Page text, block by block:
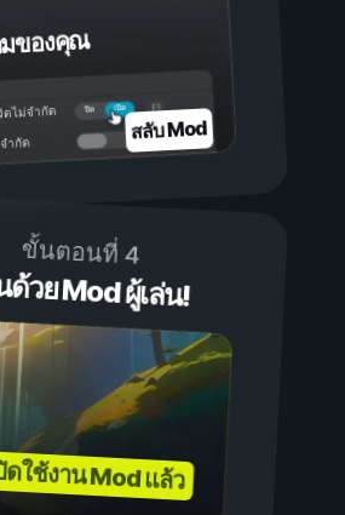
มของคุณ
เปิด
ปิด
ไม่จำกัด
ำกัด สลับ Mod
ขั้นตอนที่ 4
ด้วย Mod ผู้เล่น!
ดใช้งาน Mod แล้ว